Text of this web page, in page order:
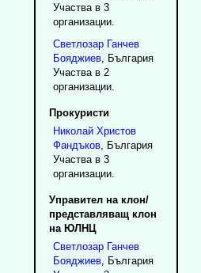
Участва в 3
организации.
Светлозар Ганчев
Бояджиев, България
Участва в 2
организации.
Прокуристи
Николай Христов
Фандъков, България
Участва в 3
организации.
Управител на клон/
представляващ клон
на ЮЛНЦ
Светлозар Ганчев
Бояджиев, България